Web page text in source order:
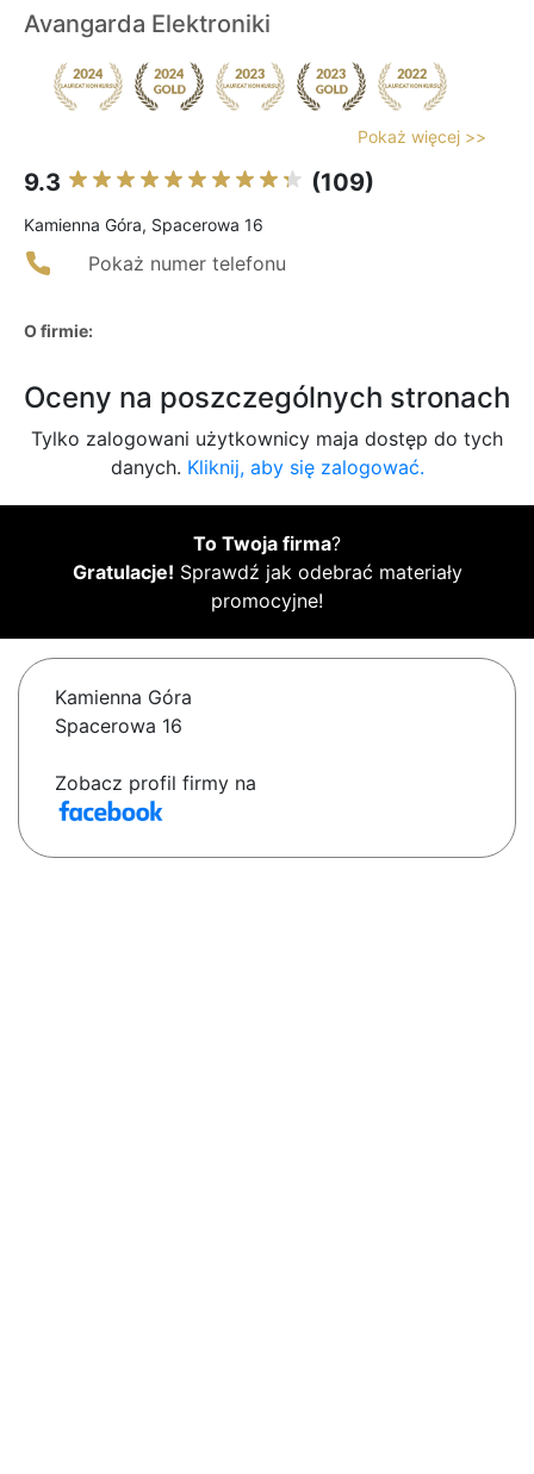
Avangarda Elektroniki
Pokaż więcej >>
9.3 (109)
Kamienna Góra, Spacerowa 16
Pokaż numer telefonu
O firmie:
Oceny na poszczególnych stronach
Tylko zalogowani użytkownicy maja dostęp do tych
danych. Kliknij, aby się zalogować.
To Twoja firma?
Gratulacje! Sprawdź jak odebrać materiały
promocyjne!
Kamienna Góra
Spacerowa 16
Zobacz profil firmy na